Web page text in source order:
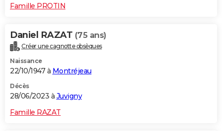
Famille PROTIN
Daniel RAZAT (75 ans)
Créer une cagnotte obsèques
Naissance
22/10/1947 à Montréjeau
Décès
28/06/2023 à Juvigny
Famille RAZAT